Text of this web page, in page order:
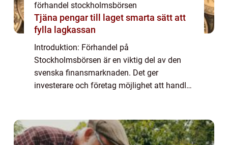
förhandel stockholmsbörsen
Tjäna pengar till laget smarta sätt att
fylla lagkassan
Introduktion: Förhandel på
Stockholmsbörsen är en viktig del av den
svenska finansmarknaden. Det ger
investerare och företag möjlighet att handla
utforskar vi och förd...